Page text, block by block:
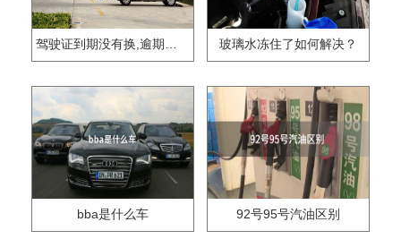
驾驶证到期没有换,逾期怎么办?? 玻璃水冻住了如何解决？
bba是什么车 92号95号汽油区别